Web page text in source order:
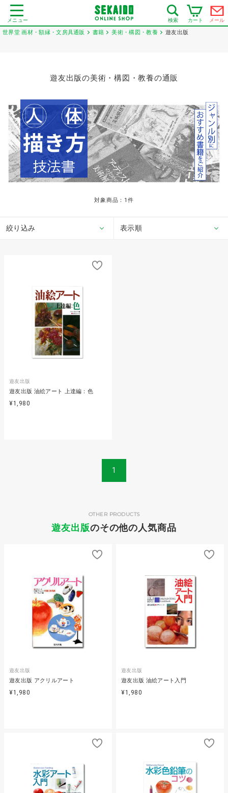
メニュー 検索 カート メール
世界堂 画材・額縁・文房具通販 書籍 美術・構図・教養 遊友出版
遊友出版の美術・構図・教養の通販
対象商品： 1 件
絞り込み 表示順
遊友出版
遊友出版 油絵アート 上達編：色
¥1,980
1
遊友出版のその他の人気商品
OTHER PRODUCTS
遊友出版
遊友出版 アクリルアート
¥1,980
遊友出版
遊友出版 油絵アート入門
¥1,980